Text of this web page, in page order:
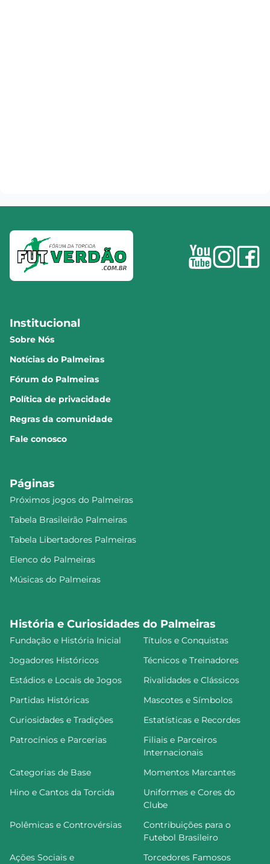
Institucional
Sobre Nós
Notícias do Palmeiras
Fórum do Palmeiras
Política de privacidade
Regras da comunidade
Fale conosco
Páginas
Próximos jogos do Palmeiras
Tabela Brasileirão Palmeiras
Tabela Libertadores Palmeiras
Elenco do Palmeiras
Músicas do Palmeiras
História e Curiosidades do Palmeiras
Fundação e História Inicial
Títulos e Conquistas
Jogadores Históricos
Técnicos e Treinadores
Estádios e Locais de Jogos
Rivalidades e Clássicos
Partidas Históricas
Mascotes e Símbolos
Curiosidades e Tradições
Estatísticas e Recordes
Patrocínios e Parcerias
Filiais e Parceiros
Internacionais
Categorias de Base
Momentos Marcantes
Hino e Cantos da Torcida
Uniformes e Cores do
Clube
Polêmicas e Controvérsias
Contribuições para o
Futebol Brasileiro
Ações Sociais e
Torcedores Famosos